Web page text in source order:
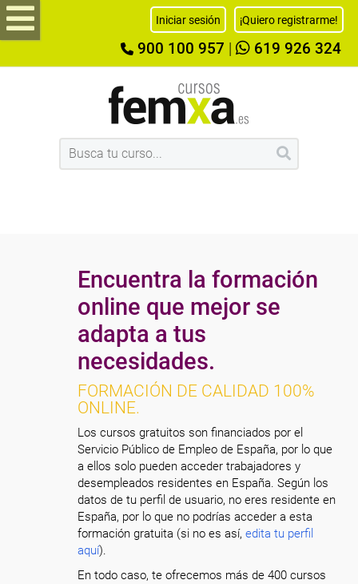
Iniciar sesión ¡Quiero registrarme!
900 100 957 619 926 324
Encuentra la formación
online que mejor se
adapta a tus
necesidades.
FORMACIÓN DE CALIDAD 100%
ONLINE.
Los cursos gratuitos son financiados por el
Servicio Público de Empleo de España, por lo que
a ellos solo pueden acceder trabajadores y
desempleados residentes en España. Según los
datos de tu perfil de usuario, no eres residente en
España, por lo que no podrías acceder a esta
formación gratuita (si no es así,edita tu perfil
aquí).
En todo caso, te ofrecemos más de 400 cursos